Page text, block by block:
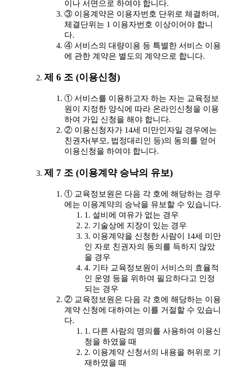
이나 서면으로 하여야 합니다.
③ 이용계약은 이용자번호 단위로 체결하며,
체결단위는 1 이용자번호 이상이어야 합니
다.
④ 서비스의 대량이용 등 특별한 서비스 이용
에 관한 계약은 별도의 계약으로 합니다.
제 6 조 (이용신청)
① 서비스를 이용하고자 하는 자는 교육정보
원이 지정한 양식에 따라 온라인신청을 이용
하여 가입 신청을 해야 합니다.
② 이용신청자가 14세 미만인자일 경우에는
친권자(부모, 법정대리인 등)의 동의를 얻어
이용신청을 하여야 합니다.
제 7 조 (이용계약 승낙의 유보)
① 교육정보원은 다음 각 호에 해당하는 경우
에는 이용계약의 승낙을 유보할 수 있습니다.
1. 설비에 여유가 없는 경우
2. 기술상에 지장이 있는 경우
3. 이용계약을 신청한 사람이 14세 미만
인 자로 친권자의 동의를 득하지 않았
을 경우
4. 기타 교육정보원이 서비스의 효율적
인 운영 등을 위하여 필요하다고 인정
되는 경우
② 교육정보원은 다음 각 호에 해당하는 이용
계약 신청에 대하여는 이를 거절할 수 있습니
다.
1. 다른 사람의 명의를 사용하여 이용신
청을 하였을 때
2. 이용계약 신청서의 내용을 허위로 기
재하였을 때